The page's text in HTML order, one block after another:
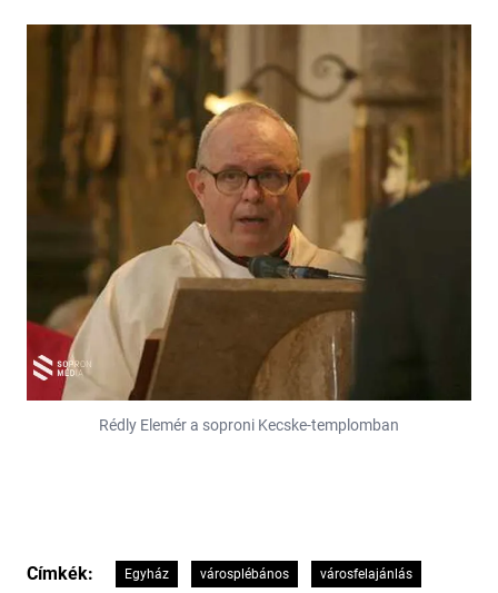
Rédly Elemér a soproni Kecske-templomban
Címkék: Egyház városplébános városfelajánlás